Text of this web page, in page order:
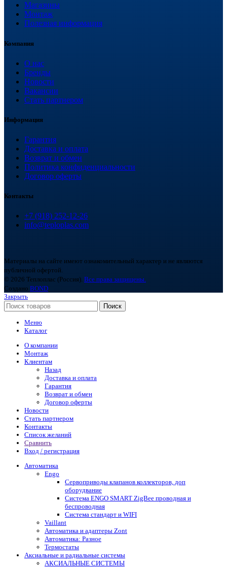
Магазины
Монтаж
Полезная информация
Компания
О нас
Бренды
Новости
Вакансии
Стать партнером
Информация
Гарантия
Доставка и оплата
Возврат и обмен
Политика конфиденциальности
Договор оферты
Контакты
+7 (918) 252-12-26
info@teploplas.com
Материалы на сайте имеют ознакомительный характер и не являются
публичной офертой.
© 2026 Теплоплас (Россия). Все права защищены.
Создано BOND
Закрыть
Поиск
Меню
Каталог
О компании
Монтаж
Клиентам
Назад
Доставка и оплата
Гарантия
Возврат и обмен
Договор оферты
Новости
Стать партнером
Контакты
Список желаний
Сравнить
Вход / регистрация
Автоматика
Engo
Сервоприводы клапанов коллекторов, доп
оборудвание
Система ENGO SMART ZigBee проводная и
беспроводная
Система стандарт и WIFI
Vaillant
Автоматика и адаптеры Zont
Автоматика: Разное
Термостаты
Аксиальные и радиальные системы
АКСИАЛЬНЫЕ СИСТЕМЫ